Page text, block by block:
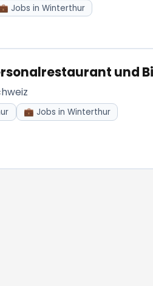
Jobs in Winterthur
und
💼 Jobs in Winterthur